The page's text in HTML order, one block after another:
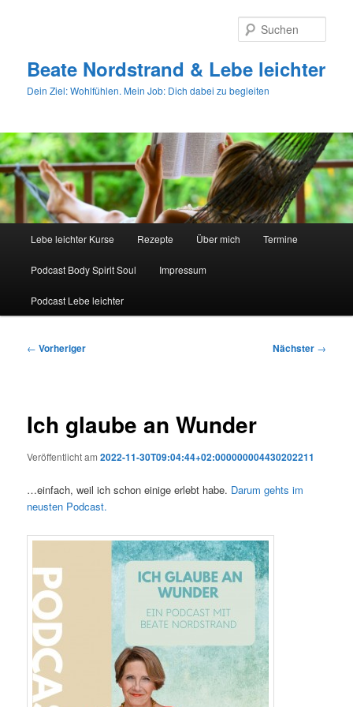
Beate Nordstrand & Lebe leichter
Dein Ziel: Wohlfühlen. Mein Job: Dich dabei zu begleiten
Lebe leichter Kurse Rezepte Über mich Termine
Podcast Body Spirit Soul Impressum
Podcast Lebe leichter
Beitragsnavigation
← Vorheriger Nächster →
Ich glaube an Wunder
Veröffentlicht am2022-11-30T09:04:44+02:000000004430202211
…einfach, weil ich schon einige erlebt habe. Darum gehts im
neusten Podcast.